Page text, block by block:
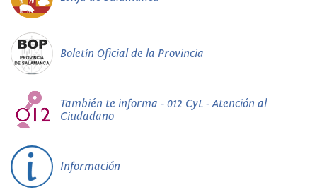
Boletín Oficial de la Provincia
También te informa - 012 CyL - Atención al
Ciudadano
Información